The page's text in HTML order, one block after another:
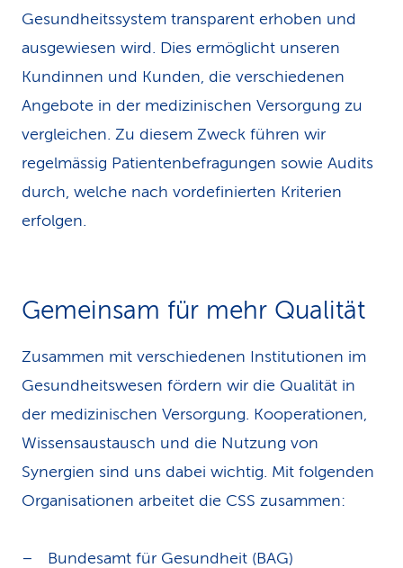
Gesundheitssystem transparent erhoben und
ausgewiesen wird. Dies ermöglicht unseren
Kundinnen und Kunden, die verschiedenen
Angebote in der medizinischen Versorgung zu
vergleichen. Zu diesem Zweck führen wir
regelmässig Patientenbefragungen sowie Audits
durch, welche nach vordefinierten Kriterien
erfolgen.
Gemeinsam für mehr Qualität
Zusammen mit verschiedenen Institutionen im
Gesundheitswesen fördern wir die Qualität in
der medizinischen Versorgung. Kooperationen,
Wissensaustausch und die Nutzung von
Synergien sind uns dabei wichtig. Mit folgenden
Organisationen arbeitet die CSS zusammen:
Bundesamt für Gesundheit (BAG)